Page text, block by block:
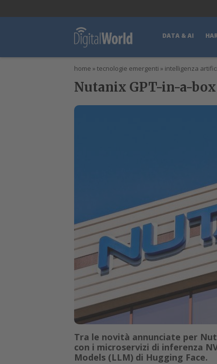
DATA & AI
home » tecnologie emergenti » intelligenza
Nutanix GPT-in-a-
Tra le novità annunciate per
con i microservizi di inferenza
Models (LLM) di Hugging Face.